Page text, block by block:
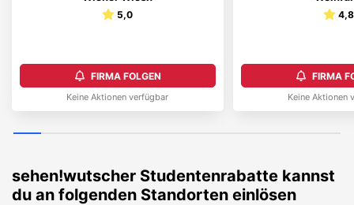
5,0
FIRMA FOLGEN
Keine Aktionen verfügbar
4,8
FIRMA
Keine Aktionen
sehen!wutscher Studentenrabatte kannst
du an folgenden Standorten einlösen